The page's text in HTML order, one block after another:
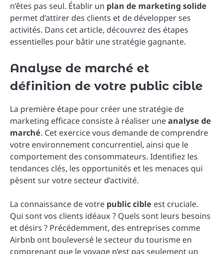
n’êtes pas seul. Établir un plan de marketing solide
permet d’attirer des clients et de développer ses
activités. Dans cet article, découvrez des étapes
essentielles pour bâtir une stratégie gagnante.
Analyse de marché et
définition de votre public cible
La première étape pour créer une stratégie de
marketing efficace consiste à réaliser uneanalyse de
marché. Cet exercice vous demande de comprendre
votre environnement concurrentiel, ainsi que le
comportement des consommateurs. Identifiez les
tendances clés, les opportunités et les menaces qui
pèsent sur votre secteur d’activité.
La connaissance de votre public cible est cruciale.
Qui sont vos clients idéaux ? Quels sont leurs besoins
et désirs ? Précédemment, des entreprises comme
Airbnb ont bouleversé le secteur du tourisme en
comprenant que le voyage n’est pas seulement un